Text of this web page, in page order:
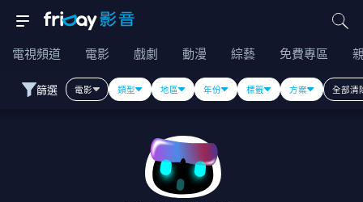
電視頻道 電影 戲劇 動漫 綜藝 免費專區
篩選 電影 類型 地區 年份 標籤 方案 全部清